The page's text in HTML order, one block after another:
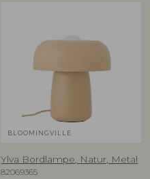
BLOOMINGVILLE
Ylva Bordlampe, Natur, Metal
82069365